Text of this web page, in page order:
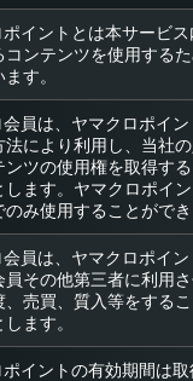
イントとは本サービス
コンテンツを使用する
す。
員は、ヤマクロポイン
法により利用し、当社
ンツの使用権を取得す
します。ヤマクロポイ
み使用することができ
員は、ヤマクロポイ
その他第三者に利用さ
、売買、質入等をする
ます。
イントの有効期間は取